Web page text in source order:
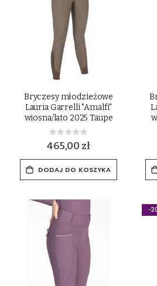
Bryczesy młodzieżowe
Lauria Garrelli "Amalfi"
wiosna/lato 2025 Taupe
Rating:
0%
465,00 zł
DODAJ DO KOSZYKA
-